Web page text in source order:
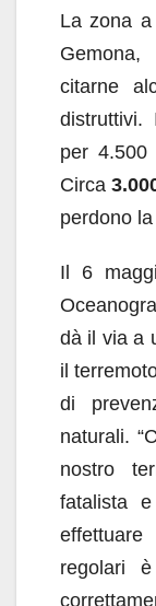
La zona
citarne
distruttivi.
per
Circa
perdono
Il 6
dà il via a
il
di
naturali.
nostro
fatalista e
regolari